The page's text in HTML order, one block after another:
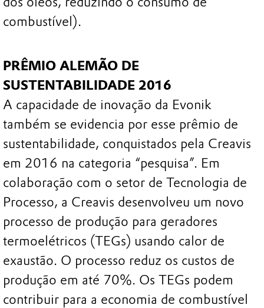
combustível).
PRÊMIO ALEMÃO DE
SUSTENTABILIDADE 2016
A capacidade de inovação da Evonik
também se evidencia por esse prêmio de
sustentabilidade, conquistados pela Creavis
em 2016 na categoria “pesquisa”. Em
colaboração com o setor de Tecnologia de
Processo, a Creavis desenvolveu um novo
processo de produção para geradores
termoelétricos (TEGs) usando calor de
exaustão. O processo reduz os custos de
produção em até 70%. Os TEGs podem
contribuir para a economia de combustível